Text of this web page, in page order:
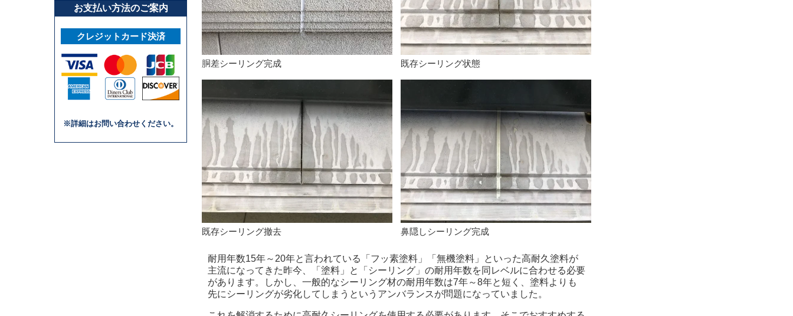
お支払い方法のご案内
クレジットカード決済
※詳細はお問い合わせください。
胴差シーリング完成 既存シーリング状態
既存シーリング撤去 鼻隠しシーリング完成
耐用年数15年～20年と言われている「フッ素塗料」「無機塗料」といった高耐久塗料が
主流になってきた昨今、「塗料」と「シーリング」の耐用年数を同レベルに合わせる必要
があります。しかし、一般的なシーリング材の耐用年数は7年～8年と短く、塗料よりも
先にシーリングが劣化してしまうというアンバランスが問題になっていました。